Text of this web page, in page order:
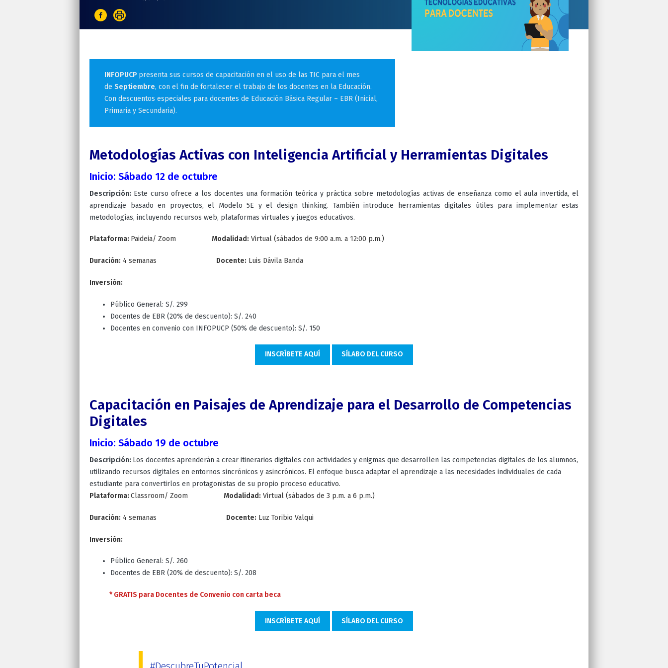
INFOPUCP presenta sus cursos de capacitación en el uso de las TIC para el mes
de Septiembre, con el fin de fortalecer el trabajo de los docentes en la Educación.
Con descuentos especiales para docentes de Educación Básica Regular – EBR (Inicial,
Primaria y Secundaria).
Metodologías Activas con Inteligencia Artificial y Herramientas Digitales
Inicio: Sábado 12 de octubre
Descripción: Este curso ofrece a los docentes una formación teórica y práctica sobre metodologías activas de enseñanza como el aula invertida, el
aprendizaje basado en proyectos, el Modelo 5E y el design thinking. También introduce herramientas digitales útiles para implementar estas
metodologías, incluyendo recursos web, plataformas virtuales y juegos educativos.
Plataforma: Paideia/ Zoom Modalidad: Virtual (sábados de 9:00 a.m. a 12:00 p.m.)
Duración: 4 semanas Docente: Luis Dávila Banda
Inversión:
Público General: S/. 299
Docentes de EBR (20% de descuento): S/. 240
Docentes en convenio con INFOPUCP (50% de descuento): S/. 150
INSCRÍBETE AQUÍ SÍLABO DEL CURSO
Capacitación en Paisajes de Aprendizaje para el Desarrollo de Competencias
Digitales
Inicio: Sábado 19 de octubre
Descripción: Los docentes aprenderán a crear itinerarios digitales con actividades y enigmas que desarrollen las competencias digitales de los alumnos,
utilizando recursos digitales en entornos sincrónicos y asincrónicos. El enfoque busca adaptar el aprendizaje a las necesidades individuales de cada
estudiante para convertirlos en protagonistas de su propio proceso educativo.
Plataforma: Classroom/ Zoom Modalidad: Virtual (sábados de 3 p.m. a 6 p.m.)
Duración: 4 semanas Docente: Luz Toribio Valqui
Inversión:
Público General: S/. 260
Docentes de EBR (20% de descuento): S/. 208
* GRATIS para Docentes de Convenio con carta beca
INSCRÍBETE AQUÍ SÍLABO DEL CURSO